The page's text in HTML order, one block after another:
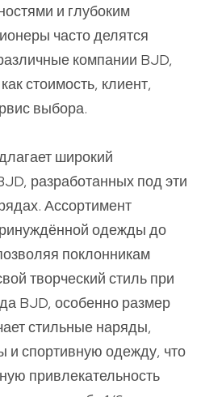
и глубоким
часто делятся
компании BJD,
стоимость, клиент,
выбора.
широкий
разработанных под эти
Ассортимент
одежды до
поклонникам
творческий стиль при
BJD, особенно размер
стильные наряды,
спортивную одежду, что
привлекательность